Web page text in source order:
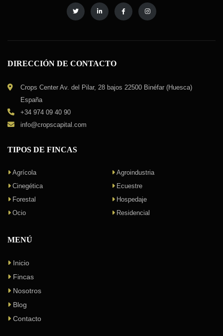
DIRECCIÓN DE CONTACTO
Crops Center Av. del Pilar, 28 bajos 22500 Binéfar (Huesca)
España
+34 974 09 40 90
info@cropscapital.com
TIPOS DE FINCAS
Agrícola
Agroindustria
Cinegética
Ecuestre
Forestal
Hospedaje
Ocio
Residencial
MENÚ
Inicio
Fincas
Nosotros
Blog
Contacto